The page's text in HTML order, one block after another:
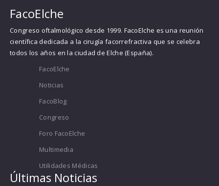
FacoElche
Congreso oftalmológico desde 1999. FacoElche es una reunión
científica dedicada a la cirugía facorrefractiva que se celebra
todos los años en la ciudad de Elche (España).
FacoElche
Noticias
FacoBlog
Congreso
Foro FacoElche
Multimedia
Utilidades Médicas
Últimas Noticias